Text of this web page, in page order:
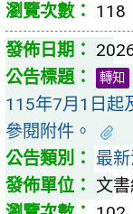
118
轉知
115年7月1日起
參閱附件。
最
文書